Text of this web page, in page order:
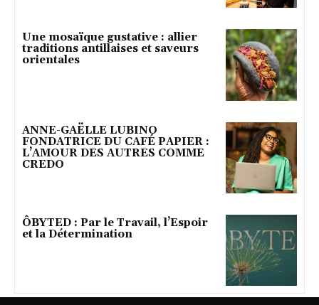
Une mosaïque gustative : allier
traditions antillaises et saveurs
orientales
ANNE-GAËLLE LUBINO
FONDATRICE DU CAFÉ PAPIER :
L’AMOUR DES AUTRES COMME
CREDO
ÔBYTED : Par le Travail, l’Espoir
et la Détermination